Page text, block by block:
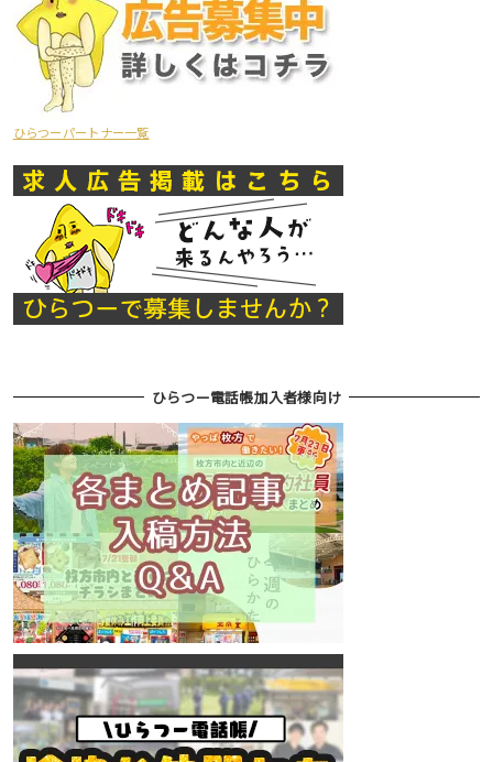
ひらつーパートナー一覧
ひらつー電話帳加入者様向け